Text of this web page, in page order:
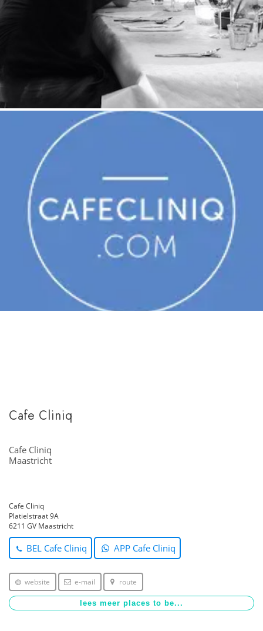
Cafe Cliniq
Cafe Cliniq
Maastricht
Cafe Cliniq
Platielstraat 9A
6211 GV Maastricht
BEL Cafe Cliniq APP Cafe Cliniq